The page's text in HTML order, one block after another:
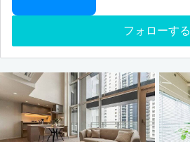
フォローする